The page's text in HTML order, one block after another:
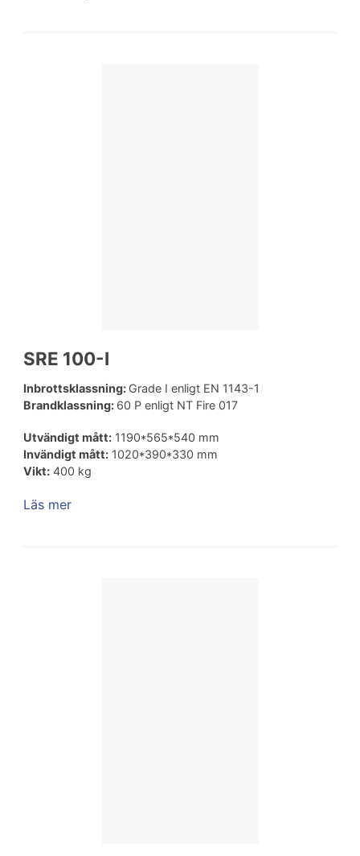
SRE 100-I
Inbrottsklassning: Grade I enligt EN 1143-1
Brandklassning: 60 P enligt NT Fire 017
Utvändigt mått:1190*565*540 mm
Invändigt mått:1020*390*330 mm
Vikt:400 kg
Läs mer